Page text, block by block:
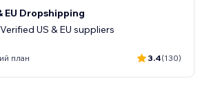
EU Dropshipping
US & EU suppliers
план 3.4(130)